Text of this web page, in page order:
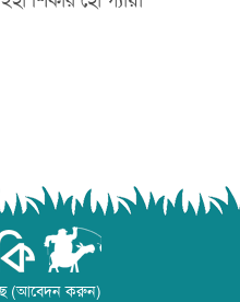
(আবেদন করুন)